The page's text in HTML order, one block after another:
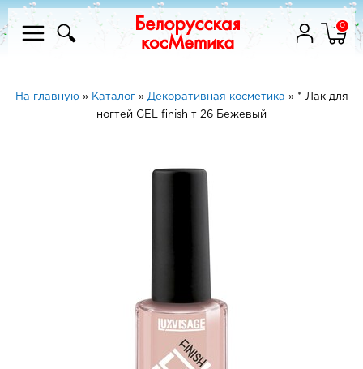
0
На главную» Каталог» Декоративная косметика » * Лак для
ногтей GEL finish т 26 Бежевый